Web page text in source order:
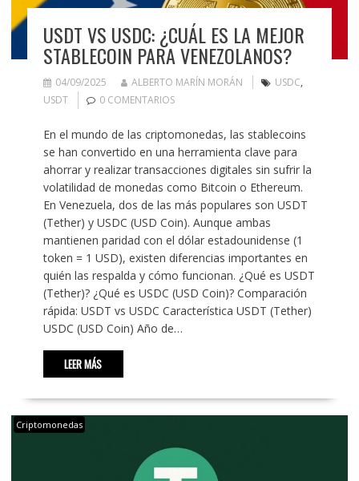
USDT VS USDC: ¿CUÁL ES LA MEJOR
STABLECOIN PARA VENEZOLANOS?
04/09/2025 ALBERTO MARÍN MORÁN USDC,
USDT
0 COMENTARIOS
En el mundo de las criptomonedas, las stablecoins
se han convertido en una herramienta clave para
ahorrar y realizar transacciones digitales sin sufrir la
volatilidad de monedas como Bitcoin o Ethereum.
En Venezuela, dos de las más populares son USDT
(Tether) y USDC (USD Coin). Aunque ambas
mantienen paridad con el dólar estadounidense (1
token = 1 USD), existen diferencias importantes en
quién las respalda y cómo funcionan. ¿Qué es USDT
(Tether)? ¿Qué es USDC (USD Coin)? Comparación
rápida: USDT vs USDC Característica USDT (Tether)
USDC (USD Coin) Año de…
LEER MÁS
Criptomonedas